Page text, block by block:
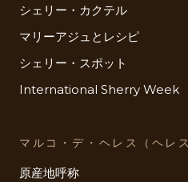
シェリー・カクテル
マリーアジュとレシピ
シェリー・スポット
International Sherry Week
マルコ・デ・ヘレス（ヘレ
原産地呼称